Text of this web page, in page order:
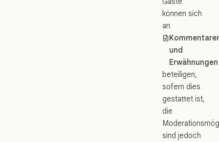
können sich
an
und
Erwähnungen
beteiligen,
sofern dies
gestattet ist,
die
sind jedoch